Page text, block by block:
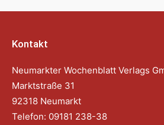
Kontakt
Neumarkter Wochenblatt Verlags
Marktstraße 31
92318 Neumarkt
Telefon: 09181 238-38